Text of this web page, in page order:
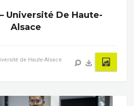
Université De Haute-
Alsace
de Haute-Alsace